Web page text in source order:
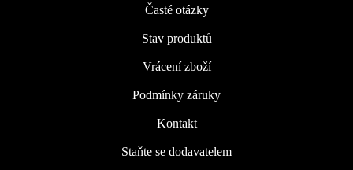
Časté otázky
Stav produktů
Vrácení zboží
Podmínky záruky
Kontakt
Staňte se dodavatelem